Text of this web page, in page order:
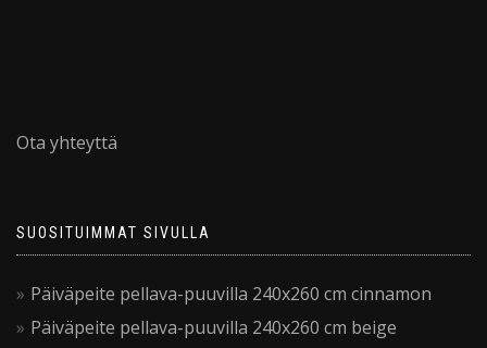
Ota yhteyttä
SUOSITUIMMAT SIVULLA
Päiväpeite pellava-puuvilla 240x260 cm cinnamon
Päiväpeite pellava-puuvilla 240x260 cm beige